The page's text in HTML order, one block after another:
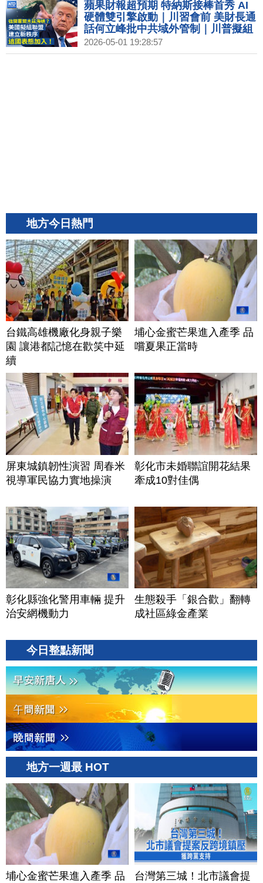
蘋果財報超預期 特納斯接棒首秀 AI
硬體雙引擎啟動｜川習會前 美財長通
話何立峰批中共域外管制｜川普擬組
霍爾木茲海峽聯盟 立陶宛表態加入｜
終端需求警訊？半導體通膨成行 代
2026-05-01 19:28:57
地方今日熱門
台鐵高雄機廠化身親子樂
園 讓港都記憶在歡笑中延
續
埔心金蜜芒果進入產季 品
嚐夏果正當時
屏東城鎮韌性演習 周春米
視導軍民協力實地操演
彰化市未婚聯誼開花結果
牽成10對佳偶
彰化縣強化警用車輛 提升
治安網機動力
生態殺手「銀合歡」翻轉
成社區綠金產業
今日整點新聞
地方一週最 HOT
埔心金蜜芒果進入產季 品
台灣第三城！北市議會提